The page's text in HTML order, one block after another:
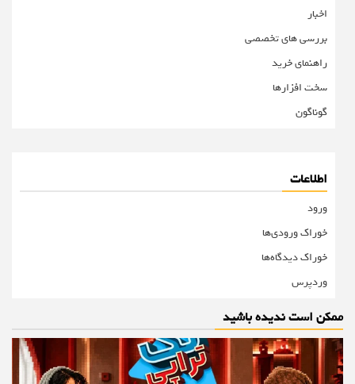
اخبار
بررسی های تخصصی
راهنمای خرید
سخت افزارها
گوناگون
اطلاعات
ورود
خوراک ورودی‌ها
خوراک دیدگاه‌ها
وردپرس
ممکن است ندیده باشید